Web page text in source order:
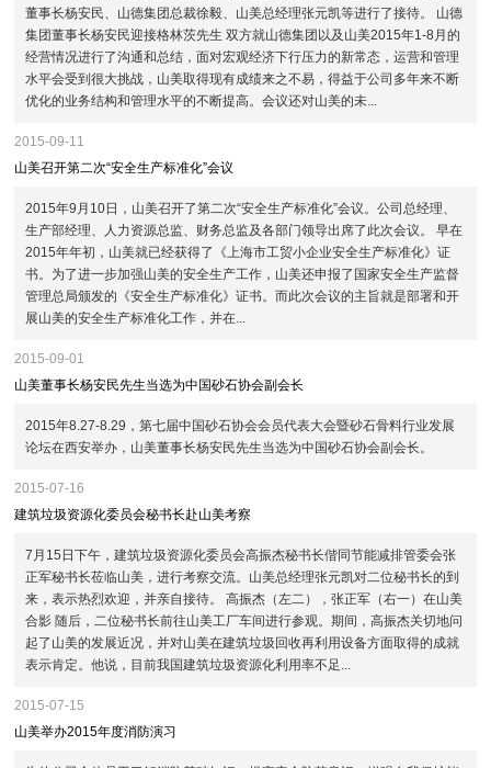
董事长杨安民、山德集团总裁徐毅、山美总经理张元凯等进行了接待。 山德
集团董事长杨安民迎接格林茨先生 双方就山德集团以及山美2015年1-8月的
经营情况进行了沟通和总结，面对宏观经济下行压力的新常态，运营和管理
水平会受到很大挑战，山美取得现有成绩来之不易，得益于公司多年来不断
优化的业务结构和管理水平的不断提高。会议还对山美的未...
2015-09-11
山美召开第二次“安全生产标准化”会议
2015年9月10日，山美召开了第二次“安全生产标准化”会议。公司总经理、
生产部经理、人力资源总监、财务总监及各部门领导出席了此次会议。 早在
2015年年初，山美就已经获得了《上海市工贸小企业安全生产标准化》证
书。为了进一步加强山美的安全生产工作，山美还申报了国家安全生产监督
管理总局颁发的《安全生产标准化》证书。而此次会议的主旨就是部署和开
展山美的安全生产标准化工作，并在...
2015-09-01
山美董事长杨安民先生当选为中国砂石协会副会长
2015年8.27-8.29，第七届中国砂石协会会员代表大会暨砂石骨料行业发展
论坛在西安举办，山美董事长杨安民先生当选为中国砂石协会副会长。
2015-07-16
建筑垃圾资源化委员会秘书长赴山美考察
7月15日下午，建筑垃圾资源化委员会高振杰秘书长偕同节能减排管委会张
正军秘书长莅临山美，进行考察交流。山美总经理张元凯对二位秘书长的到
来，表示热烈欢迎，并亲自接待。 高振杰（左二），张正军（右一）在山美
合影 随后，二位秘书长前往山美工厂车间进行参观。期间，高振杰关切地问
起了山美的发展近况，并对山美在建筑垃圾回收再利用设备方面取得的成就
表示肯定。他说，目前我国建筑垃圾资源化利用率不足...
2015-07-15
山美举办2015年度消防演习